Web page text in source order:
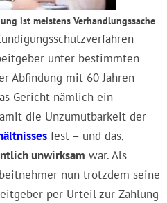
ist meistens Verhandlungssache
unter bestimmten
Abfindung mit 60 Jahren
Gericht nämlich ein
die Unzumutbarkeit der
fest – und das,
unwirksam war. Als
nun trotzdem seine
per Urteil zur Zahlung